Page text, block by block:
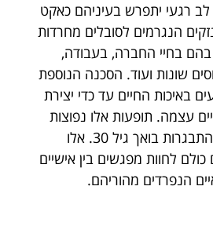
רגעי יתפרש בעיניהם כאקט
הנגרמים לסובלים מחרדות
בהם בחיי החברה, בעבודה,
שונות ועוד. הסכנה הנוספת
באיכות החיים עד כדי יצירת
עצמה. תופעות אלו נפוצות
מתקופת הילדות ועד להתבגרות בואך גיל 30. אלו
לחוות מפגשים בין אישיים
הנפרדים מהוריהם.